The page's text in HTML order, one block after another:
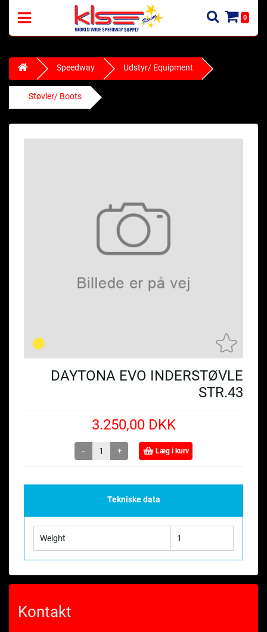
0
Speedway Udstyr/ Equipment
Støvler/ Boots
DAYTONA EVO INDERSTØVLE
STR.43
3.250,00 DKK
- + Læg i kurv
Tekniske data
Weight 1
Kontakt